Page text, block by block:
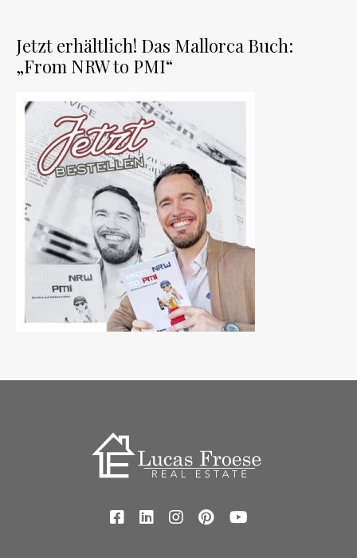
Jetzt erhältlich! Das Mallorca Buch:
„From NRW to PMI“